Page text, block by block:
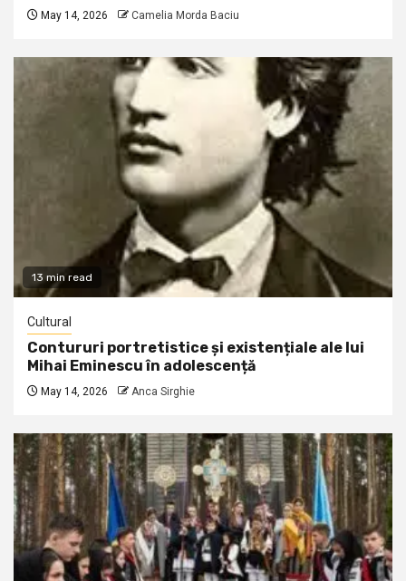
May 14, 2026 Camelia Morda Baciu
13 min read
Cultural
Contururi portretistice și existențiale ale lui
Mihai Eminescu în adolescență
May 14, 2026 Anca Sirghie